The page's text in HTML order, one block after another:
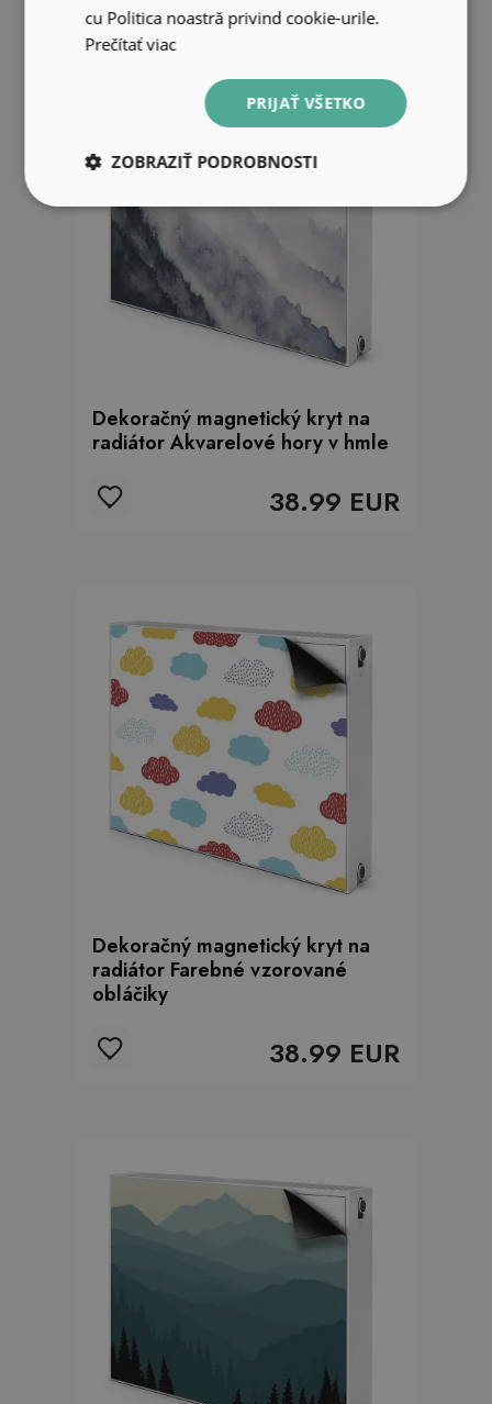
Dekoračný magnetický kryt na
radiátor Akvarelové hory v hmle
38.99 EUR
Dekoračný magnetický kryt na
radiátor Farebné vzorované
obláčiky
38.99 EUR
cu Politica noastră privind cookie-urile.
Prečítať viac
PRIJAŤ VŠETKO
ZOBRAZIŤ PODROBNOSTI